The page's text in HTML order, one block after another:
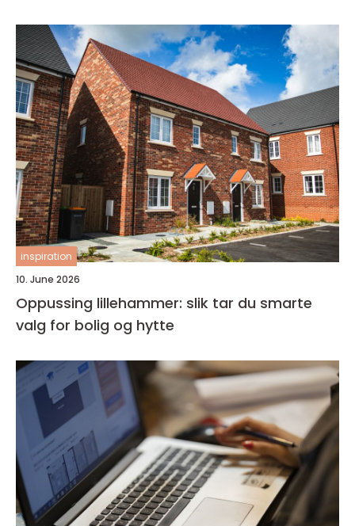
inspiration
10. June 2026
Oppussing lillehammer: slik tar du smarte
valg for bolig og hytte